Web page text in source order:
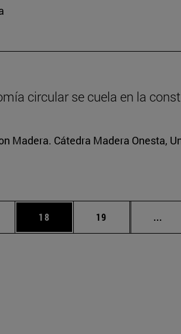
circular se cuela en la
Cátedra Madera Onesta,
Use TAB para desplazarse.
Página
18 Página
19 ...